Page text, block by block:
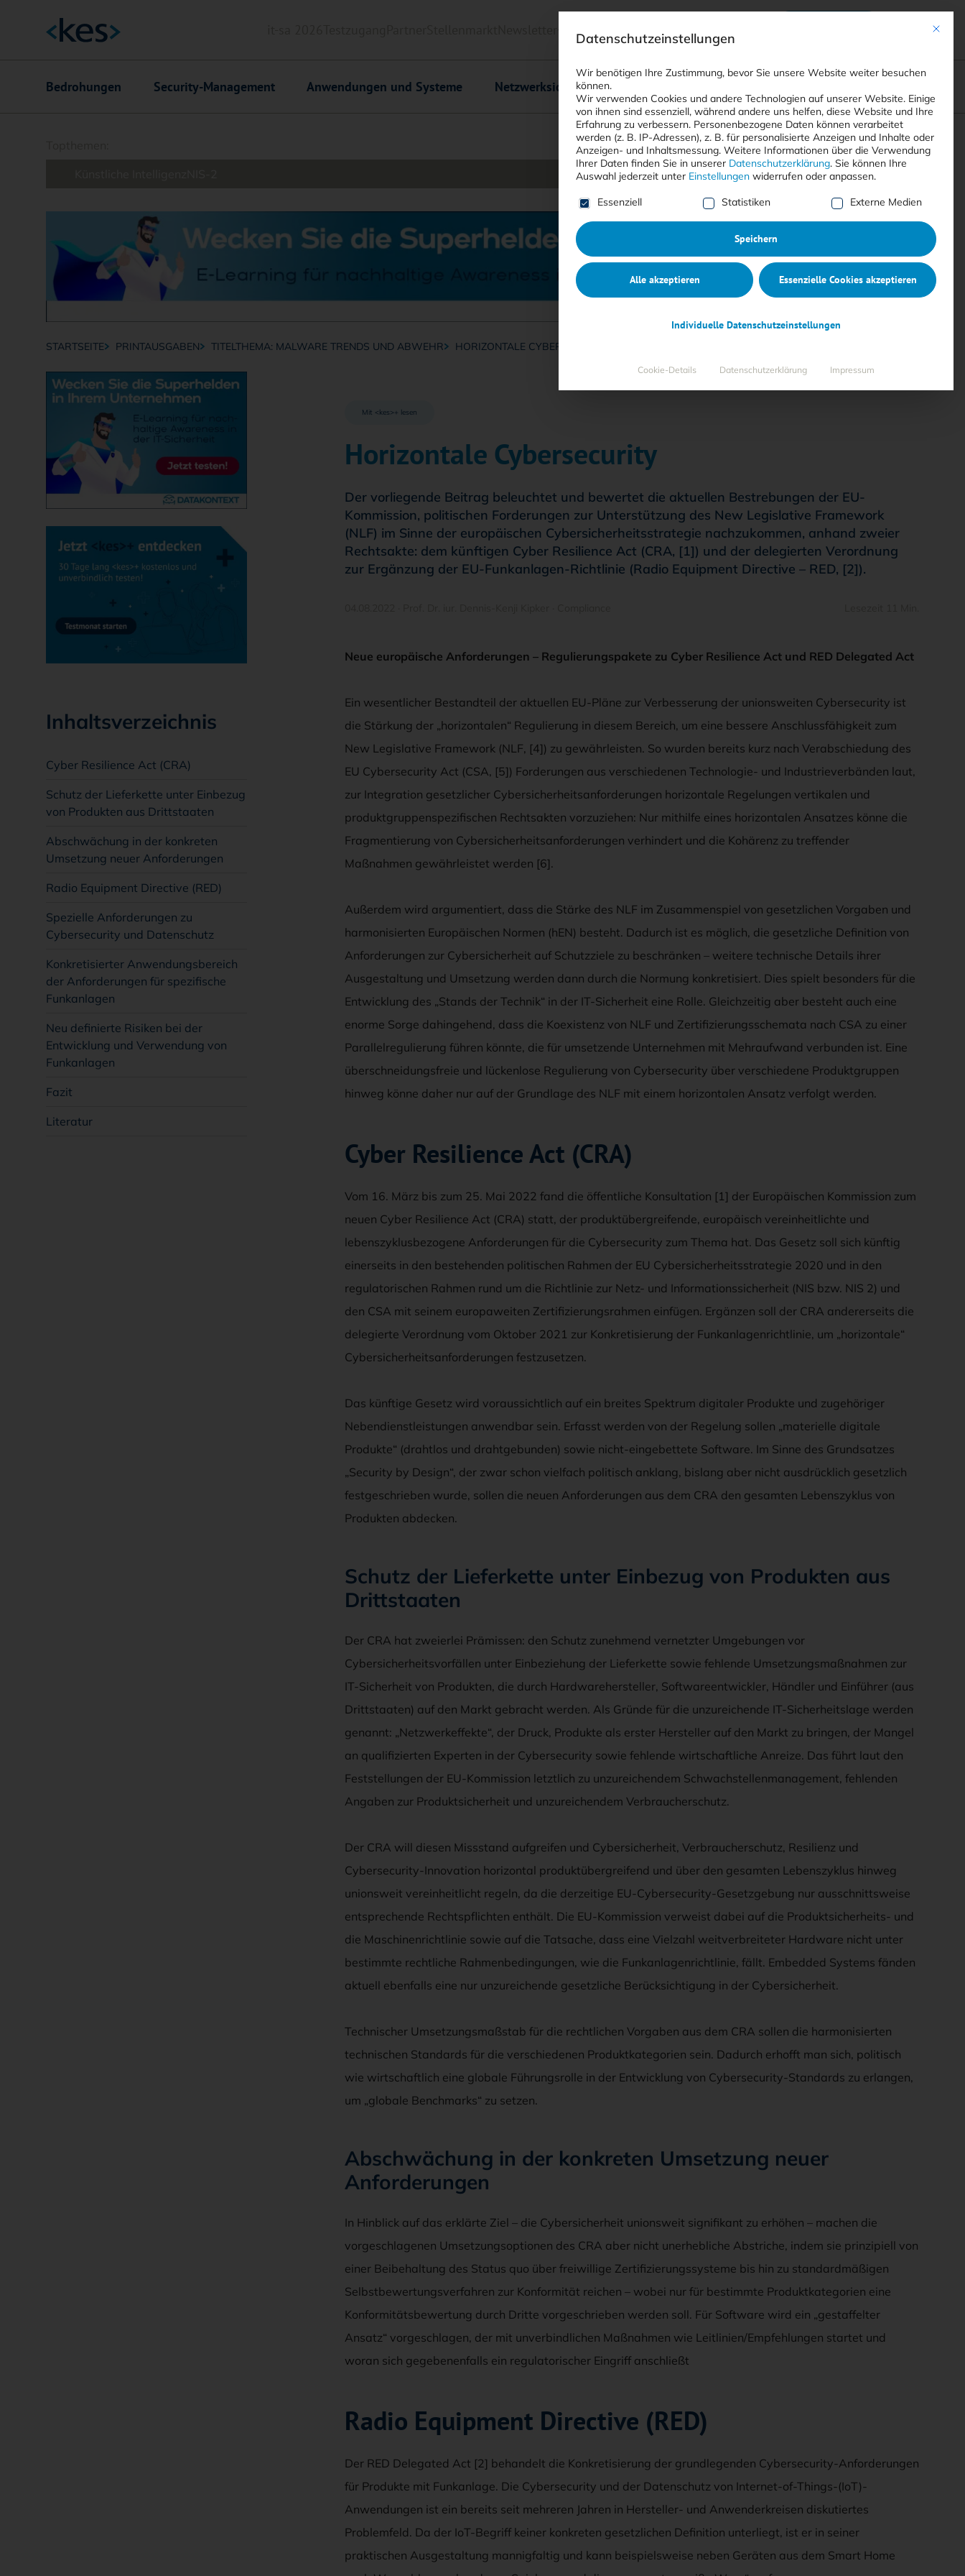
Suchen
<kes>+ Downloads
Hauptnavigation
Bedrohungen Security-Management Anwendungen und Systeme Netzwerksicherheit
Breadcrumb-Navigation
STARTSEITE PRINTAUSGABEN TITELTHEMA: MALWARE TRENDS UND ABWEHR HORIZONTALE CYBERSECURITY
Inhaltsverzeichnis
Cyber Resilience Act (CRA)
Schutz der Lieferkette unter Einbezug
von Produkten aus Drittstaaten
Abschwächung in der konkreten
Umsetzung neuer Anforderungen
Radio Equipment Directive (RED)
Spezielle Anforderungen zu
Cybersecurity und Datenschutz
Konkretisierter Anwendungsbereich
der Anforderungen für spezifische
Funkanlagen
Neu definierte Risiken bei der
Entwicklung und Verwendung von
Funkanlagen
Fazit
Literatur
Mit <kes>+ lesen
Horizontale Cybersecurity
Der vorliegende Beitrag beleuchtet und bewertet die aktuellen Bestrebungen der EU-
Kommission, politischen Forderungen zur Unterstützung des New Legislative Framework
(NLF) im Sinne der europäischen Cybersicherheitsstrategie nachzukommen, anhand zweier
Rechtsakte: dem künftigen Cyber Resilience Act (CRA, [1]) und der delegierten Verordnung
zur Ergänzung der EU-Funkanlagen-Richtlinie (Radio Equipment Directive – RED, [2]).
Neue europäische Anforderungen – Regulierungspakete zu Cyber Resilience Act und RED Delegated Act
Ein wesentlicher Bestandteil der aktuellen EU-Pläne zur Verbesserung der unionsweiten Cybersecurity ist
die Stärkung der „horizontalen“ Regulierung in diesem Bereich, um eine bessere Anschlussfähigkeit zum
New Legislative Framework (NLF, [4]) zu gewährleisten. So wurden bereits kurz nach Verabschiedung des
EU Cybersecurity Act (CSA, [5]) Forderungen aus verschiedenen Technologie- und Industrieverbänden laut,
zur Integration gesetzlicher Cybersicherheitsanforderungen horizontale Regelungen vertikalen und
produktgruppenspezifischen Rechtsakten vorzuziehen: Nur mithilfe eines horizontalen Ansatzes könne die
Fragmentierung von Cybersicherheitsanforderungen verhindert und die Kohärenz zu treffender
Maßnahmen gewährleistet werden [6].
Außerdem wird argumentiert, dass die Stärke des NLF im Zusammenspiel von gesetzlichen Vorgaben und
harmonisierten Europäischen Normen (hEN) besteht. Dadurch ist es möglich, die gesetzliche Definition von
Anforderungen zur Cybersicherheit auf Schutzziele zu beschränken – weitere technische Details ihrer
Ausgestaltung und Umsetzung werden dann durch die Normung konkretisiert. Dies spielt besonders für die
Entwicklung des „Stands der Technik“ in der IT-Sicherheit eine Rolle. Gleichzeitig aber besteht auch eine
enorme Sorge dahingehend, dass die Koexistenz von NLF und Zertifizierungsschemata nach CSA zu einer
Parallelregulierung führen könnte, die für umsetzende Unternehmen mit Mehraufwand verbunden ist. Eine
überschneidungsfreie und lückenlose Regulierung von Cybersecurity über verschiedene Produktgruppen
hinweg könne daher nur auf der Grundlage des NLF mit einem horizontalen Ansatz verfolgt werden.
Cyber Resilience Act (CRA)
Vom 16. März bis zum 25. Mai 2022 fand die öffentliche Konsultation [1] der Europäischen Kommission zum
neuen Cyber Resilience Act (CRA) statt, der produktübergreifende, europäisch vereinheitlichte und
lebenszyklusbezogene Anforderungen für die Cybersecurity zum Thema hat. Das Gesetz soll sich künftig
einerseits in den bestehenden politischen Rahmen der EU Cybersicherheitsstrategie 2020 und in den
regulatorischen Rahmen rund um die Richtlinie zur Netz- und Informationssicherheit (NIS bzw. NIS 2) und
den CSA mit seinem europaweiten Zertifizierungsrahmen einfügen. Ergänzen soll der CRA andererseits die
delegierte Verordnung vom Oktober 2021 zur Konkretisierung der Funkanlagenrichtlinie, um „horizontale“
Cybersicherheitsanforderungen festzusetzen.
Das künftige Gesetz wird voraussichtlich auf ein breites Spektrum digitaler Produkte und zugehöriger
Nebendienstleistungen anwendbar sein. Erfasst werden von der Regelung sollen „materielle digitale
Produkte“ (drahtlos und drahtgebunden) sowie nicht-eingebettete Software. Im Sinne des Grundsatzes
„Security by Design“, der zwar schon vielfach politisch anklang, bislang aber nicht ausdrücklich gesetzlich
festgeschrieben wurde, sollen die neuen Anforderungen aus dem CRA den gesamten Lebenszyklus von
Produkten abdecken.
Schutz der Lieferkette unter Einbezug von Produkten aus
Drittstaaten
Der CRA hat zweierlei Prämissen: den Schutz zunehmend vernetzter Umgebungen vor
Cybersicherheitsvorfällen unter Einbeziehung der Lieferkette sowie fehlende Umsetzungsmaßnahmen zur
IT-Sicherheit von Produkten, die durch Hardwarehersteller, Softwareentwickler, Händler und Einführer (aus
Drittstaaten) auf den Markt gebracht werden. Als Gründe für die unzureichende IT-Sicherheitslage werden
genannt: „Netzwerkeffekte“, der Druck, Produkte als erster Hersteller auf den Markt zu bringen, der Mangel
an qualifizierten Experten in der Cybersecurity sowie fehlende wirtschaftliche Anreize. Das führt laut den
Feststellungen der EU-Kommission letztlich zu unzureichendem Schwachstellenmanagement, fehlenden
Angaben zur Produktsicherheit und unzureichendem Verbraucherschutz.
Der CRA will diesen Missstand aufgreifen und Cybersicherheit, Verbraucherschutz, Resilienz und
Cybersecurity-Innovation horizontal produktübergreifend und über den gesamten Lebenszyklus hinweg
unionsweit vereinheitlicht regeln, da die derzeitige EU-Cybersecurity-Gesetzgebung nur ausschnittsweise
entsprechende Rechtspflichten enthält. Die EU-Kommission verweist dabei auf die Produktsicherheits- und
die Maschinenrichtlinie sowie auf die Tatsache, dass eine Vielzahl weitverbreiteter Hardware nicht unter
bestimmte rechtliche Rahmenbedingungen, wie die Funkanlagenrichtlinie, fällt. Embedded Systems fänden
aktuell ebenfalls eine nur unzureichende gesetzliche Berücksichtigung in der Cybersicherheit.
Technischer Umsetzungsmaßstab für die rechtlichen Vorgaben aus dem CRA sollen die harmonisierten
technischen Standards für die verschiedenen Produktkategorien sein. Dadurch erhofft man sich, politisch
wie wirtschaftlich eine globale Führungsrolle in der Entwicklung von Cybersecurity-Standards zu erlangen,
um „globale Benchmarks“ zu setzen.
Abschwächung in der konkreten Umsetzung neuer
Anforderungen
In Hinblick auf das erklärte Ziel – die Cybersicherheit unionsweit signifikant zu erhöhen – machen die
vorgeschlagenen Umsetzungsoptionen des CRA aber nicht unerhebliche Abstriche, indem sie prinzipiell von
einer Beibehaltung des Status quo über freiwillige Zertifizierungssysteme bis hin zu standardmäßigen
Selbstbewertungsverfahren zur Konformität reichen – wobei nur für bestimmte Produktkategorien eine
Konformitätsbewertung durch Dritte vorgeschrieben werden soll. Für Software wird ein „gestaffelter
Ansatz“ vorgeschlagen, der mit unverbindlichen Maßnahmen wie Leitlinien/Empfehlungen startet und
woran sich gegebenenfalls ein regulatorischer Eingriff anschließt
Radio Equipment Directive (RED)
Der RED Delegated Act [2] behandelt die Konkretisierung der grundlegenden Cybersecurity-Anforderungen
für Produkte mit Funkanlage. Die Cybersecurity und der Datenschutz von Internet-of-Things-(IoT)-
Anwendungen ist ein bereits seit mehreren Jahren in Hersteller- und Anwenderkreisen diskutiertes
Problemfeld. Da der IoT-Begriff keiner konkreten gesetzlichen Definition unterliegt, ist er in seiner
praktischen Ausgestaltung mannigfaltig und kann beispielsweise neben Geräten aus dem Smart Home
Mit
Datenschutzeinstellungen
Wir benötigen Ihre Zustimmung, bevor Sie unsere Website weiter besuchen
können.
Wir verwenden Cookies und andere Technologien auf unserer Website. Einige
von ihnen sind essenziell, während andere uns helfen, diese Website und Ihre
Erfahrung zu verbessern. Personenbezogene Daten können verarbeitet
werden (z. B. IP-Adressen), z. B. für personalisierte Anzeigen und Inhalte oder
Anzeigen- und Inhaltsmessung. Weitere Informationen über die Verwendung
Ihrer Daten finden Sie in unserer Datenschutzerklärung. Sie können Ihre
Auswahl jederzeit unter Einstellungen widerrufen oder anpassen.
Es folgt eine Liste der Service-Gruppen, für die eine Einwilligung
Essenziell Statistiken Externe Medien
Speichern
Alle akzeptieren Essenzielle Cookies akzeptieren
Individuelle Datenschutzeinstellungen
Cookie-Details Datenschutzerklärung Impressum